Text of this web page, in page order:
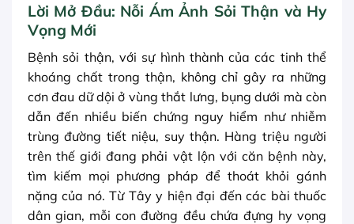
Lời Mở Đầu: Nỗi Ám Ảnh Sỏi Thận và Hy
Vọng Mới
Bệnh sỏi thận, với sự hình thành của các tinh thể
khoáng chất trong thận, không chỉ gây ra những
cơn đau dữ dội ở vùng thắt lưng, bụng dưới mà còn
dẫn đến nhiều biến chứng nguy hiểm như nhiễm
trùng đường tiết niệu, suy thận. Hàng triệu người
trên thế giới đang phải vật lộn với căn bệnh này,
tìm kiếm mọi phương pháp để thoát khỏi gánh
nặng của nó. Từ Tây y hiện đại đến các bài thuốc
dân gian, mỗi con đường đều chứa đựng hy vọng